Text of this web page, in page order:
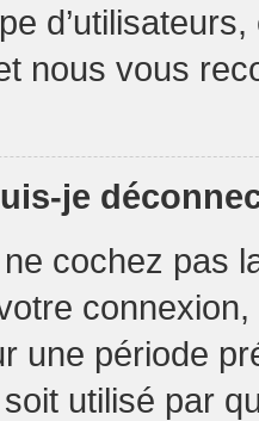
nous vous
je
cochez pas
une période
utilisé par